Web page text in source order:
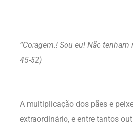
“Coragem.! Sou eu! Não tenham
45-52)
A multiplicação dos pães e
extraordinário, e entre tantos